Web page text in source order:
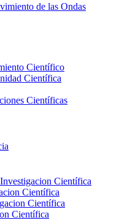
de las Ondas
Científico
Científica
Científicas
Científica
Científica
Científica
Científica